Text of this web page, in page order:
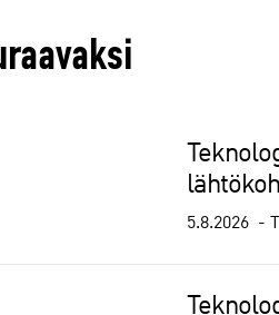
5.8.2026